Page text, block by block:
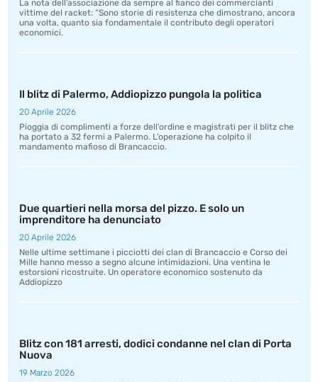
La nota dell’associazione da sempre al fianco dei commercianti
vittime del racket: “Sono storie di resistenza che dimostrano, ancora
una volta, quanto sia fondamentale il contributo degli operatori
economici.
Il blitz di Palermo, Addiopizzo pungola la politica
20 Aprile 2026
Pioggia di complimenti a forze dell’ordine e magistrati per il blitz che
ha portato a 32 fermi a Palermo. L’operazione ha colpito il
mandamento mafioso di Brancaccio.
Due quartieri nella morsa del pizzo. E solo un
imprenditore ha denunciato
20 Aprile 2026
Nelle ultime settimane i picciotti dei clan di Brancaccio e Corso dei
Mille hanno messo a segno alcune intimidazioni. Una ventina le
estorsioni ricostruite. Un operatore economico sostenuto da
Addiopizzo
Blitz con 181 arresti, dodici condanne nel clan di Porta
Nuova
19 Marzo 2026